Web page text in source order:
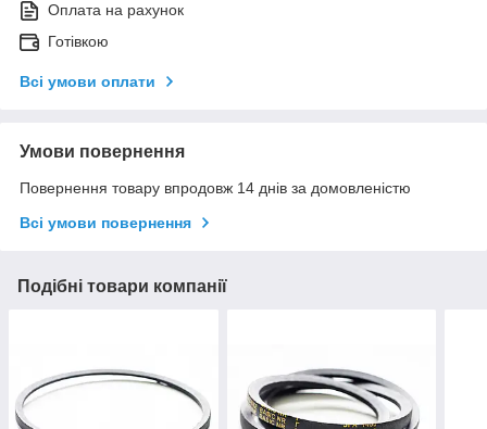
Оплата на рахунок
Готівкою
Всі умови оплати
Умови повернення
Повернення товару впродовж 14 днів за домовленістю
Всі умови повернення
Подібні товари компанії